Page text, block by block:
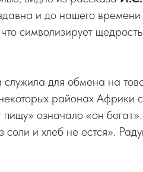
и до нашего
символизирует
для обмена на
районах Африки
означало «он
и хлеб не естся».